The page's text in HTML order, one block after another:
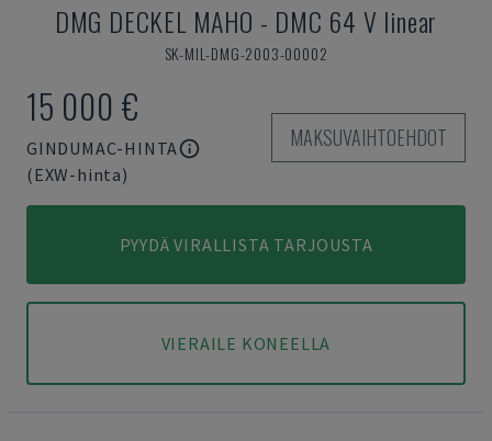
DMG DECKEL MAHO - DMC 64 V linear
SK-MIL-DMG-2003-00002
15 000 €
GINDUMAC-HINTA
(EXW-hinta)
MAKSUVAIHTOEHDOT
PYYDÄ VIRALLISTA TARJOUSTA
VIERAILE KONEELLA